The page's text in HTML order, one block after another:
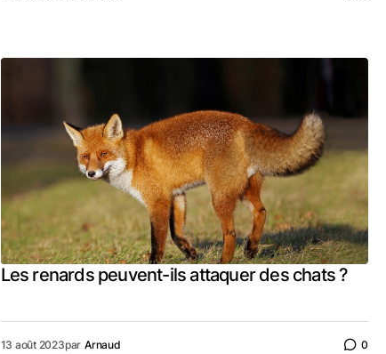
Les renards peuvent-ils attaquer des chats ?
13 août 2023par Arnaud 0